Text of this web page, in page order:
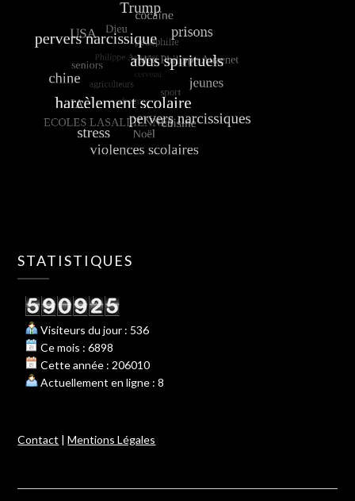
STATISTIQUES
Visiteurs du jour : 536
Ce mois : 6898
Cette année : 206010
Actuellement en ligne : 8
Contact |Mentions Légales